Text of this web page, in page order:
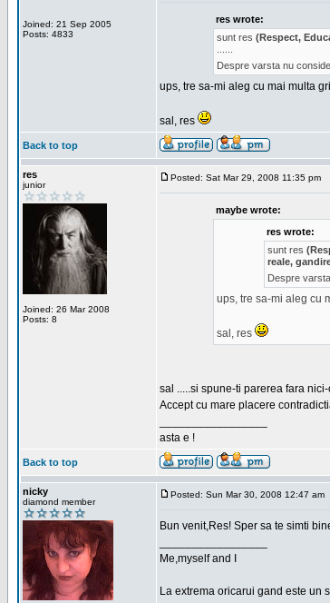
Joined: 21 Sep 2005
Posts: 4833
res wrote:
sunt res (Respect,
Despre varsta nu
ups, tre sa-mi aleg cu mai multa
sal, res
Back to top
res
junior
Joined: 26 Mar 2008
Posts: 8
Posted: Sat Mar 29, 2008 11:35 pm
maybe wrote:
res wrote:
sunt res
reale,
Despre
ups, tre sa-mi aleg cu
sal, res
sal .....si spune-ti parerea fara
Accept cu mare placere
asta e !
Back to top
nicky
diamond member
Posted: Sun Mar 30, 2008 12:47 am
Bun venit,Res! Sper sa te simti
Me,myself and I
La extrema oricarui gand este un